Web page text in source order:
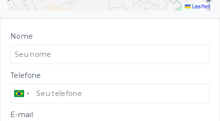
Leaflet
Nome
Telefone
E-mail